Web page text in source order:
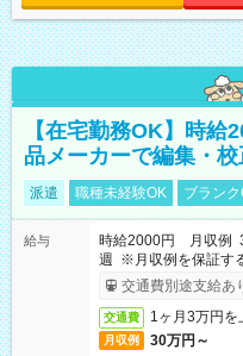
【在宅勤務OK】時給
品メーカーで編集・
派遣 職種未経験OK ブラン
給与
時給2000円 月収例
週 ※月収例を保証す
ービス利用可（利用条
交通費別途支給あ
交通費 1ヶ月3万円を
月収例 30万円～